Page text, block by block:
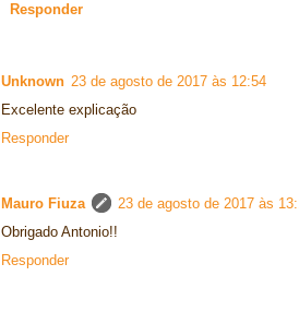
Responder
Unknown 23 de agosto de 2017 às 12:54
Excelente explicação
Responder
Mauro Fiuza
23 de agosto de 2017 às
Obrigado Antonio!!
Responder